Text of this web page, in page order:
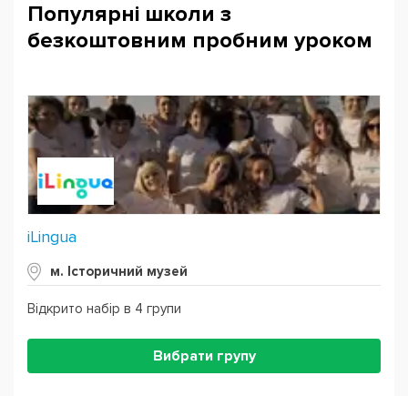
Популярні школи з
безкоштовним пробним уроком
iLingua
м. Історичний музей
Відкрито набір в 4 групи
Вибрати групу